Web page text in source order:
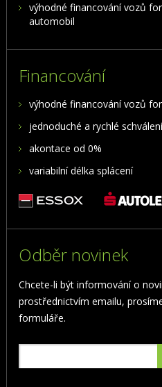
výhodné financování vozů
automobil
Financování
výhodné financování vozů
jednoduché a rychlé
akontace od 0%
variabilní délka splácení
Odběr novinek
Chcete-li být informování o
prostřednictvím emailu,
formuláře.